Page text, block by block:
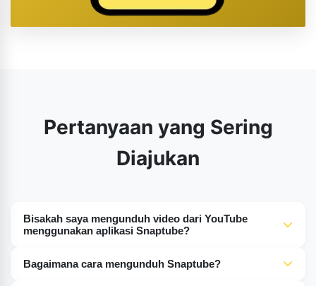
Pertanyaan yang Sering
Diajukan
Bisakah saya mengunduh video dari YouTube
menggunakan aplikasi Snaptube?
Snaptube memungkinkan pengunduhan dari semua
Bagaimana cara mengunduh Snaptube?